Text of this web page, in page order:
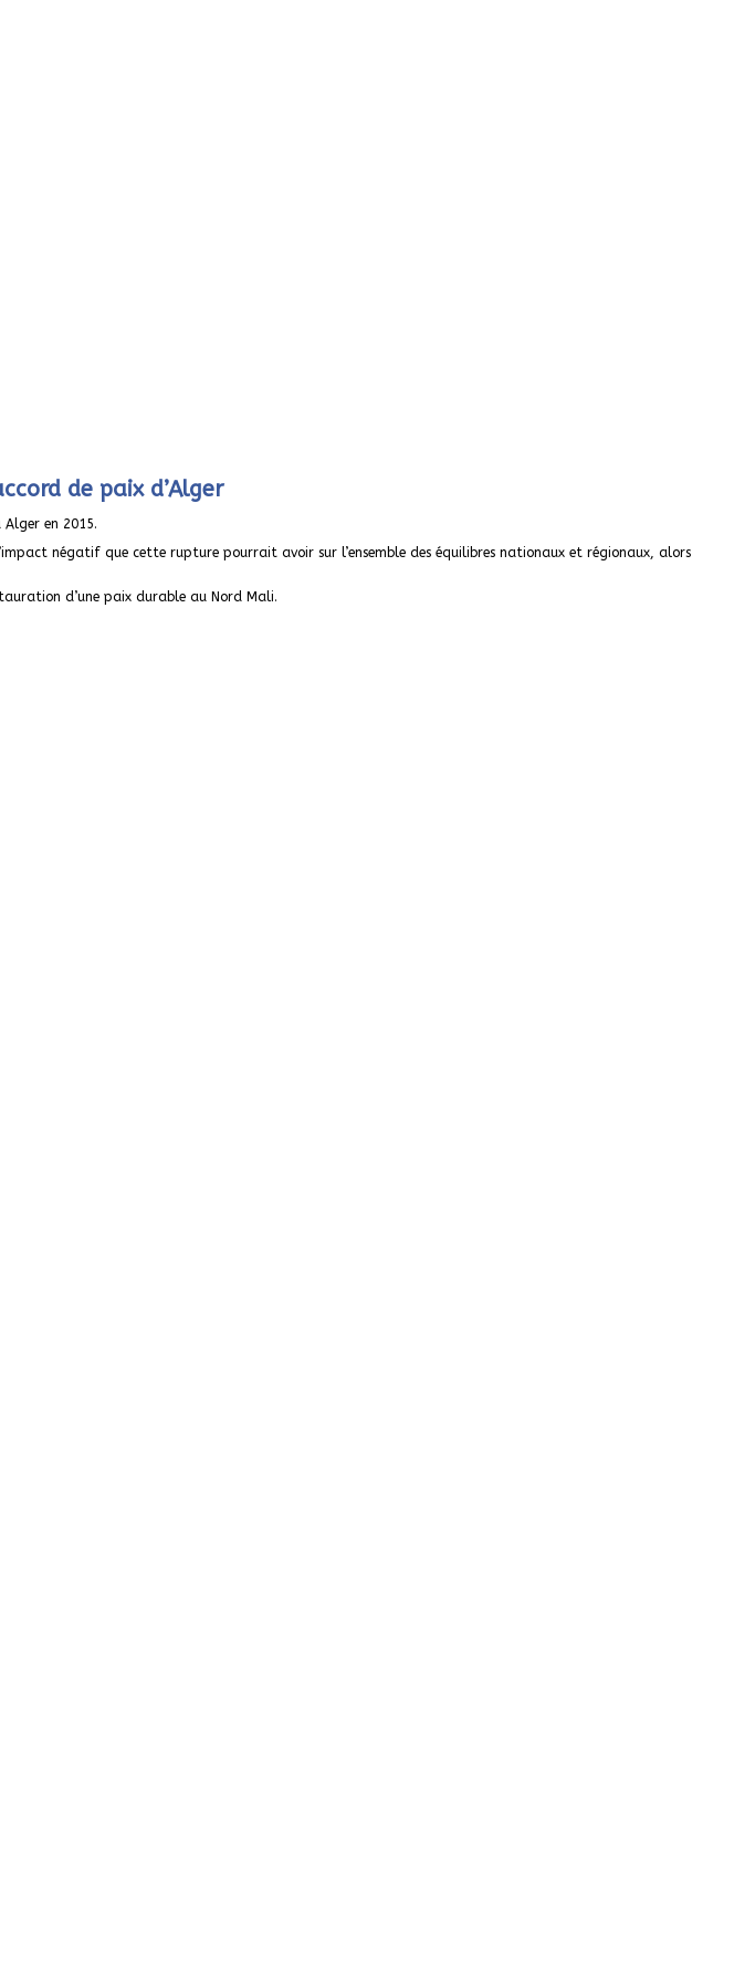
de paix d’Alger
en 2015.
négatif que cette rupture pourrait avoir sur l’ensemble des équilibres nationaux et régionaux, alors
d’une paix durable au Nord Mali.